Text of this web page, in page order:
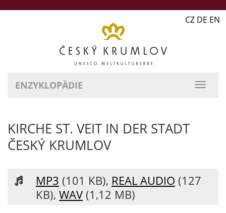
CZ DE EN
ENZYKLOPÄDIE
KIRCHE ST. VEIT IN DER STADT
ČESKÝ KRUMLOV
MP3 (101 KB), REAL AUDIO (127
KB), WAV (1,12 MB)